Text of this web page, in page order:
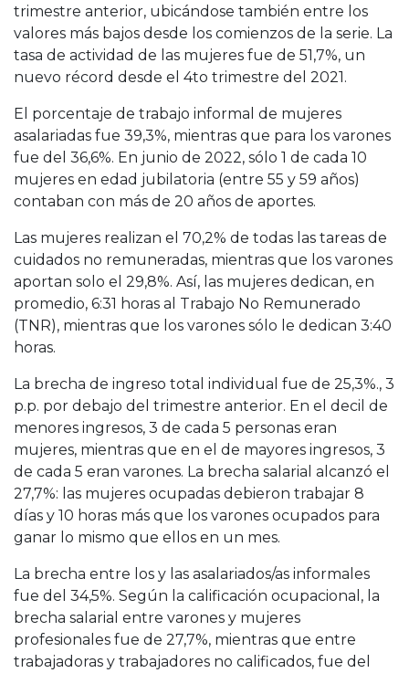
trimestre anterior, ubicándose también entre los
valores más bajos desde los comienzos de la serie. La
tasa de actividad de las mujeres fue de 51,7%, un
nuevo récord desde el 4to trimestre del 2021.
El porcentaje de trabajo informal de mujeres
asalariadas fue 39,3%, mientras que para los varones
fue del 36,6%. En junio de 2022, sólo 1 de cada 10
mujeres en edad jubilatoria (entre 55 y 59 años)
contaban con más de 20 años de aportes.
Las mujeres realizan el 70,2% de todas las tareas de
cuidados no remuneradas, mientras que los varones
aportan solo el 29,8%. Así, las mujeres dedican, en
promedio, 6:31 horas al Trabajo No Remunerado
(TNR), mientras que los varones sólo le dedican 3:40
horas.
La brecha de ingreso total individual fue de 25,3%., 3
p.p. por debajo del trimestre anterior. En el decil de
menores ingresos, 3 de cada 5 personas eran
mujeres, mientras que en el de mayores ingresos, 3
de cada 5 eran varones. La brecha salarial alcanzó el
27,7%: las mujeres ocupadas debieron trabajar 8
días y 10 horas más que los varones ocupados para
ganar lo mismo que ellos en un mes.
La brecha entre los y las asalariados/as informales
fue del 34,5%. Según la calificación ocupacional, la
brecha salarial entre varones y mujeres
profesionales fue de 27,7%, mientras que entre
trabajadoras y trabajadores no calificados, fue del